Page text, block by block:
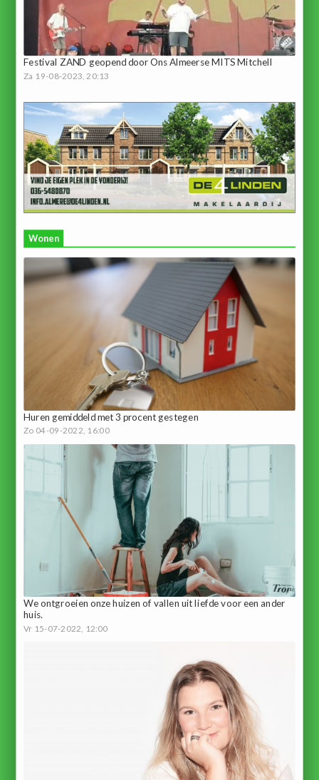
Festival ZAND geopend door Ons Almeerse MITS Mitchell
Za 19-08-2023, 20:13
Wonen
Huren gemiddeld met 3 procent gestegen
Zo 04-09-2022, 16:00
We ontgroeien onze huizen of vallen uit liefde voor een ander
huis.
Vr 15-07-2022, 12:00